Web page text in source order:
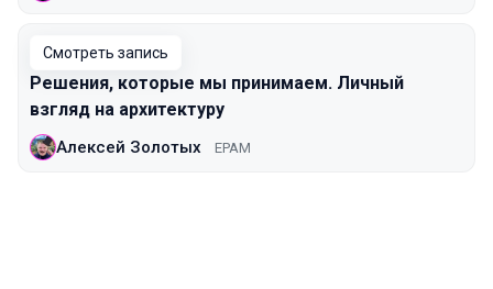
Смотреть запись
Решения, которые мы принимаем. Личный
взгляд на архитектуру
Алексей Золотых EPAM